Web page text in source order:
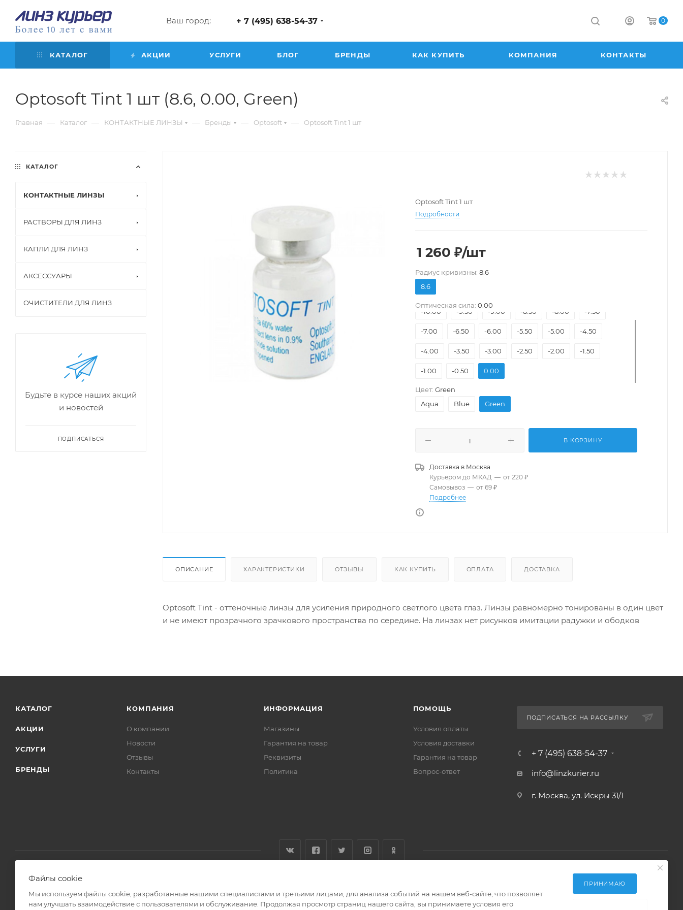
Ваш город: + 7 (495) 638-54-37 0
КАТАЛОГ АКЦИИ УСЛУГИ БЛОГ БРЕНДЫ КАК КУПИТЬ КОМПАНИЯ КОНТАКТЫ
Optosoft Tint 1 шт (8.6, 0.00, Green)
Главная — Каталог — КОНТАКТНЫЕ ЛИНЗЫ — Бренды — Optosoft — Optosoft Tint 1 шт
Optosoft Tint 1 шт
Подробности
1 260 ₽/шт
Pадиус кривизны: 8.6
8.6
Оптическая сила: 0.00
-10.00 -9.50 -9.00 -8.50 -8.00 -7.50
-7.00 -6.50 -6.00 -5.50 -5.00 -4.50
-4.00 -3.50 -3.00 -2.50 -2.00 -1.50
-1.00 -0.50 0.00
Цвет: Green
Aqua
Blue Green
В КОРЗИНУ
Доставка в Москва
Курьером до МКАД — от 220 ₽
Самовывоз — от 69 ₽
Подробнее
ОПИСАНИЕ ХАРАКТЕРИСТИКИ ОТЗЫВЫ КАК КУПИТЬ ОПЛАТА ДОСТАВКА
Optosoft Tint - оттеночные линзы для усиления природного светлого цвета глаз. Линзы равномерно тонированы в один цвет
и не имеют прозрачного зрачкового пространства по середине. На линзах нет рисунков имитации радужки и ободков
КАТАЛОГ
КОНТАКТНЫЕ ЛИНЗЫ
РАСТВОРЫ ДЛЯ ЛИНЗ
КАПЛИ ДЛЯ ЛИНЗ
АКСЕССУАРЫ
ОЧИСТИТЕЛИ ДЛЯ ЛИНЗ
Будьте в курсе наших акций
и новостей
ПОДПИСАТЬСЯ
КАТАЛОГ
АКЦИИ
УСЛУГИ
БРЕНДЫ
КОМПАНИЯ
О компании
Новости
Отзывы
Контакты
ИНФОРМАЦИЯ
Магазины
Гарантия на товар
Реквизиты
Политика
ПОМОЩЬ
Условия оплаты
Условия доставки
Гарантия на товар
Вопрос-ответ
ПОДПИСАТЬСЯ НА РАССЫЛКУ
+ 7 (495) 638-54-37
info@linzkurier.ru
г. Москва, ул. Искры 31/1
2008 - 2026 © Интернет магазин Линз Курьер
Файлы cookie
Мы используем файлы cookie, разработанные нашими специалистами и третьими лицами, для анализа событий на нашем веб-сайте, что позволяет
нам улучшать взаимодействие с пользователями и обслуживание. Продолжая просмотр страниц нашего сайта, вы принимаете условия его
ПРИНИМАЮ